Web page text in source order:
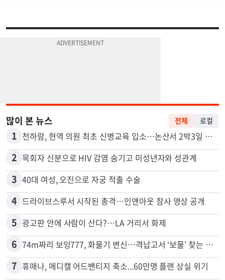
많이 본 뉴스 전체 로컬
1 천하람, 현역 의원 최초 신병교육 입소…논산서 2박3일 생활
2 목회자 신분으로 HIV 감염 숨기고 미성년자와 성관계
3 40대 여성, 오진으로 자궁 적출 수술
4 드라이브스루서 시작된 총격…인앤아웃 참사 영상 공개
5 광고판 안에 사람이 산다?…LA 거리서 화제
6 74m짜리 보잉777, 화물기 변신…격납고서 ‘보물’ 찾는 인천공항
7 휴매나, 메디캘 어드밴티지 축소...60만명 플랜 상실 위기